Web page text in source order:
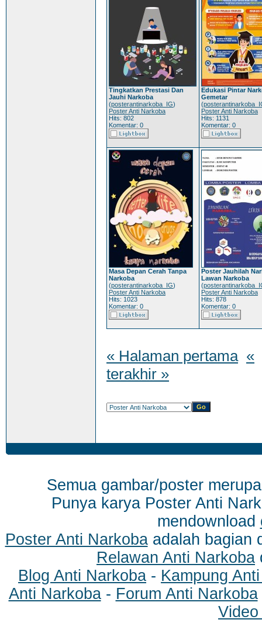
Tingkatkan Prestasi Dan
Jauhi Narkoba
(posterantinarkoba_IG)
Poster Anti Narkoba
Hits: 802
Komentar: 0
Edukasi Pintar
Gemetar
(
Poster Anti Narkoba
Hits: 1131
Komentar: 0
Masa Depan Cerah Tanpa
Narkoba
(posterantinarkoba_IG)
Poster Anti Narkoba
Hits: 1023
Komentar: 0
Poster Jauhilah
Lawan Narkoba
(
Poster Anti Narkoba
Hits: 878
Komentar: 0
« Halaman pertama «
terakhir »
Semua gambar/poster
Punya karya Poster Anti
mendownload
Poster Anti Narkobaadalah bagian
Relawan Anti Narkoba
Blog Anti Narkoba - Kampung
Anti Narkoba- Forum Anti Narkoba